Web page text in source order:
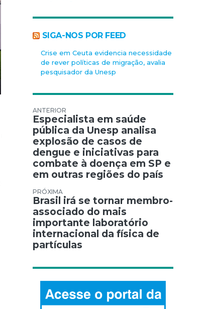
SIGA-NOS POR FEED
Crise em Ceuta evidencia necessidade
de rever políticas de migração, avalia
pesquisador da Unesp
Navegação de Post
Especialista em saúde
pública da Unesp analisa
explosão de casos de
dengue e iniciativas para
combate à doença em SP e
em outras regiões do país
Brasil irá se tornar membro-
associado do mais
importante laboratório
internacional da física de
partículas